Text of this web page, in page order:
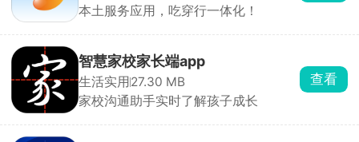
本土服务应用，吃穿行一体化！
智慧家校家长端app
生活实用 27.30 MB
家校沟通助手实时了解孩子成长
查看